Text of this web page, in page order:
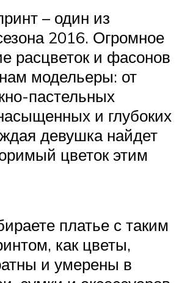
– один из
2016. Огромное
расцветок и фасонов
модельеры: от
пастельных
и глубоких
девушка найдет
цветок этим
платье с таким
как цветы,
и умерены в